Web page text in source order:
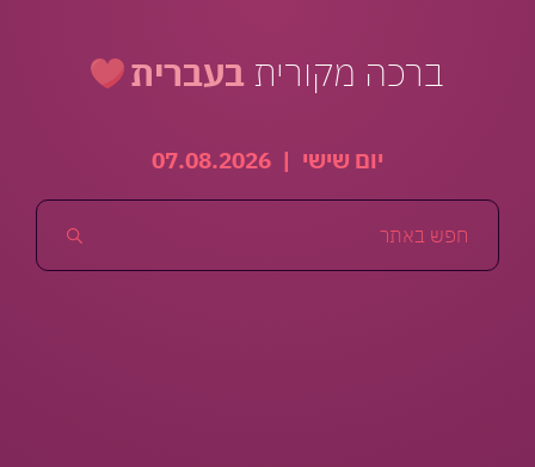
ברכה מקורית בעברית
יום שישי |